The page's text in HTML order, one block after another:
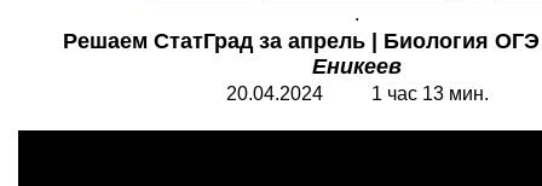
.
Решаем СтатГрад за апрель | Биология
Еникеев
20.04.2024 1 час 13 мин.